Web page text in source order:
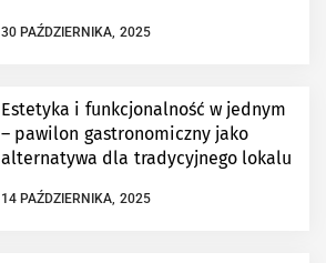
30 PAŹDZIERNIKA, 2025
Estetyka i funkcjonalność w jednym
– pawilon gastronomiczny jako
alternatywa dla tradycyjnego lokalu
14 PAŹDZIERNIKA, 2025